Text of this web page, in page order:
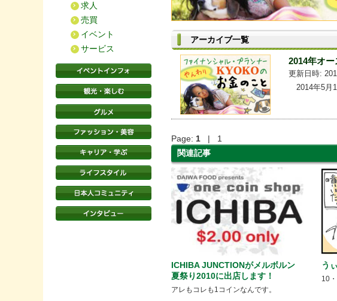
求人
売買
イベント
サービス
アーカイブ一覧
2014年オ
更新日時:
2014年5月
Page: 1 | 1
関連記事
ICHIBA JUNCTIONがメルボルン
夏祭り2010に出店します！
アレもコレも1コインなんです。
う
10